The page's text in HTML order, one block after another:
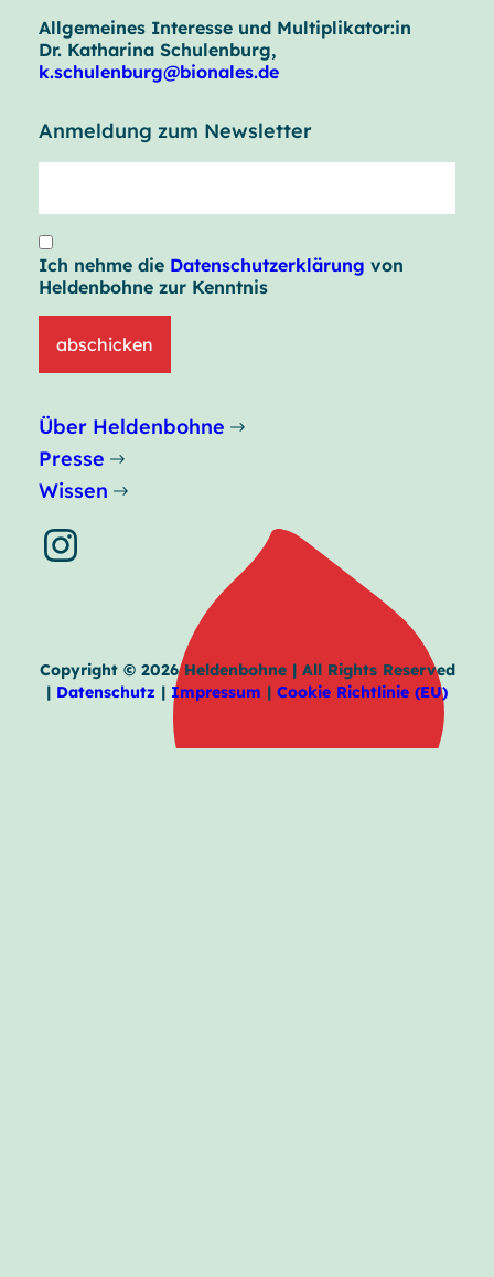
Allgemeines Interesse und Multiplikator:in
Dr. Katharina Schulenburg,
k.schulenburg@bionales.de
Anmeldung zum Newsletter
Ich nehme die Datenschutzerklärung von
Heldenbohne zur Kenntnis
abschicken
Über Heldenbohne
Presse
Wissen
Instagram
Copyright © 2026 Heldenbohne | All Rights Reserved
| Datenschutz | Impressum | Cookie Richtlinie (EU)